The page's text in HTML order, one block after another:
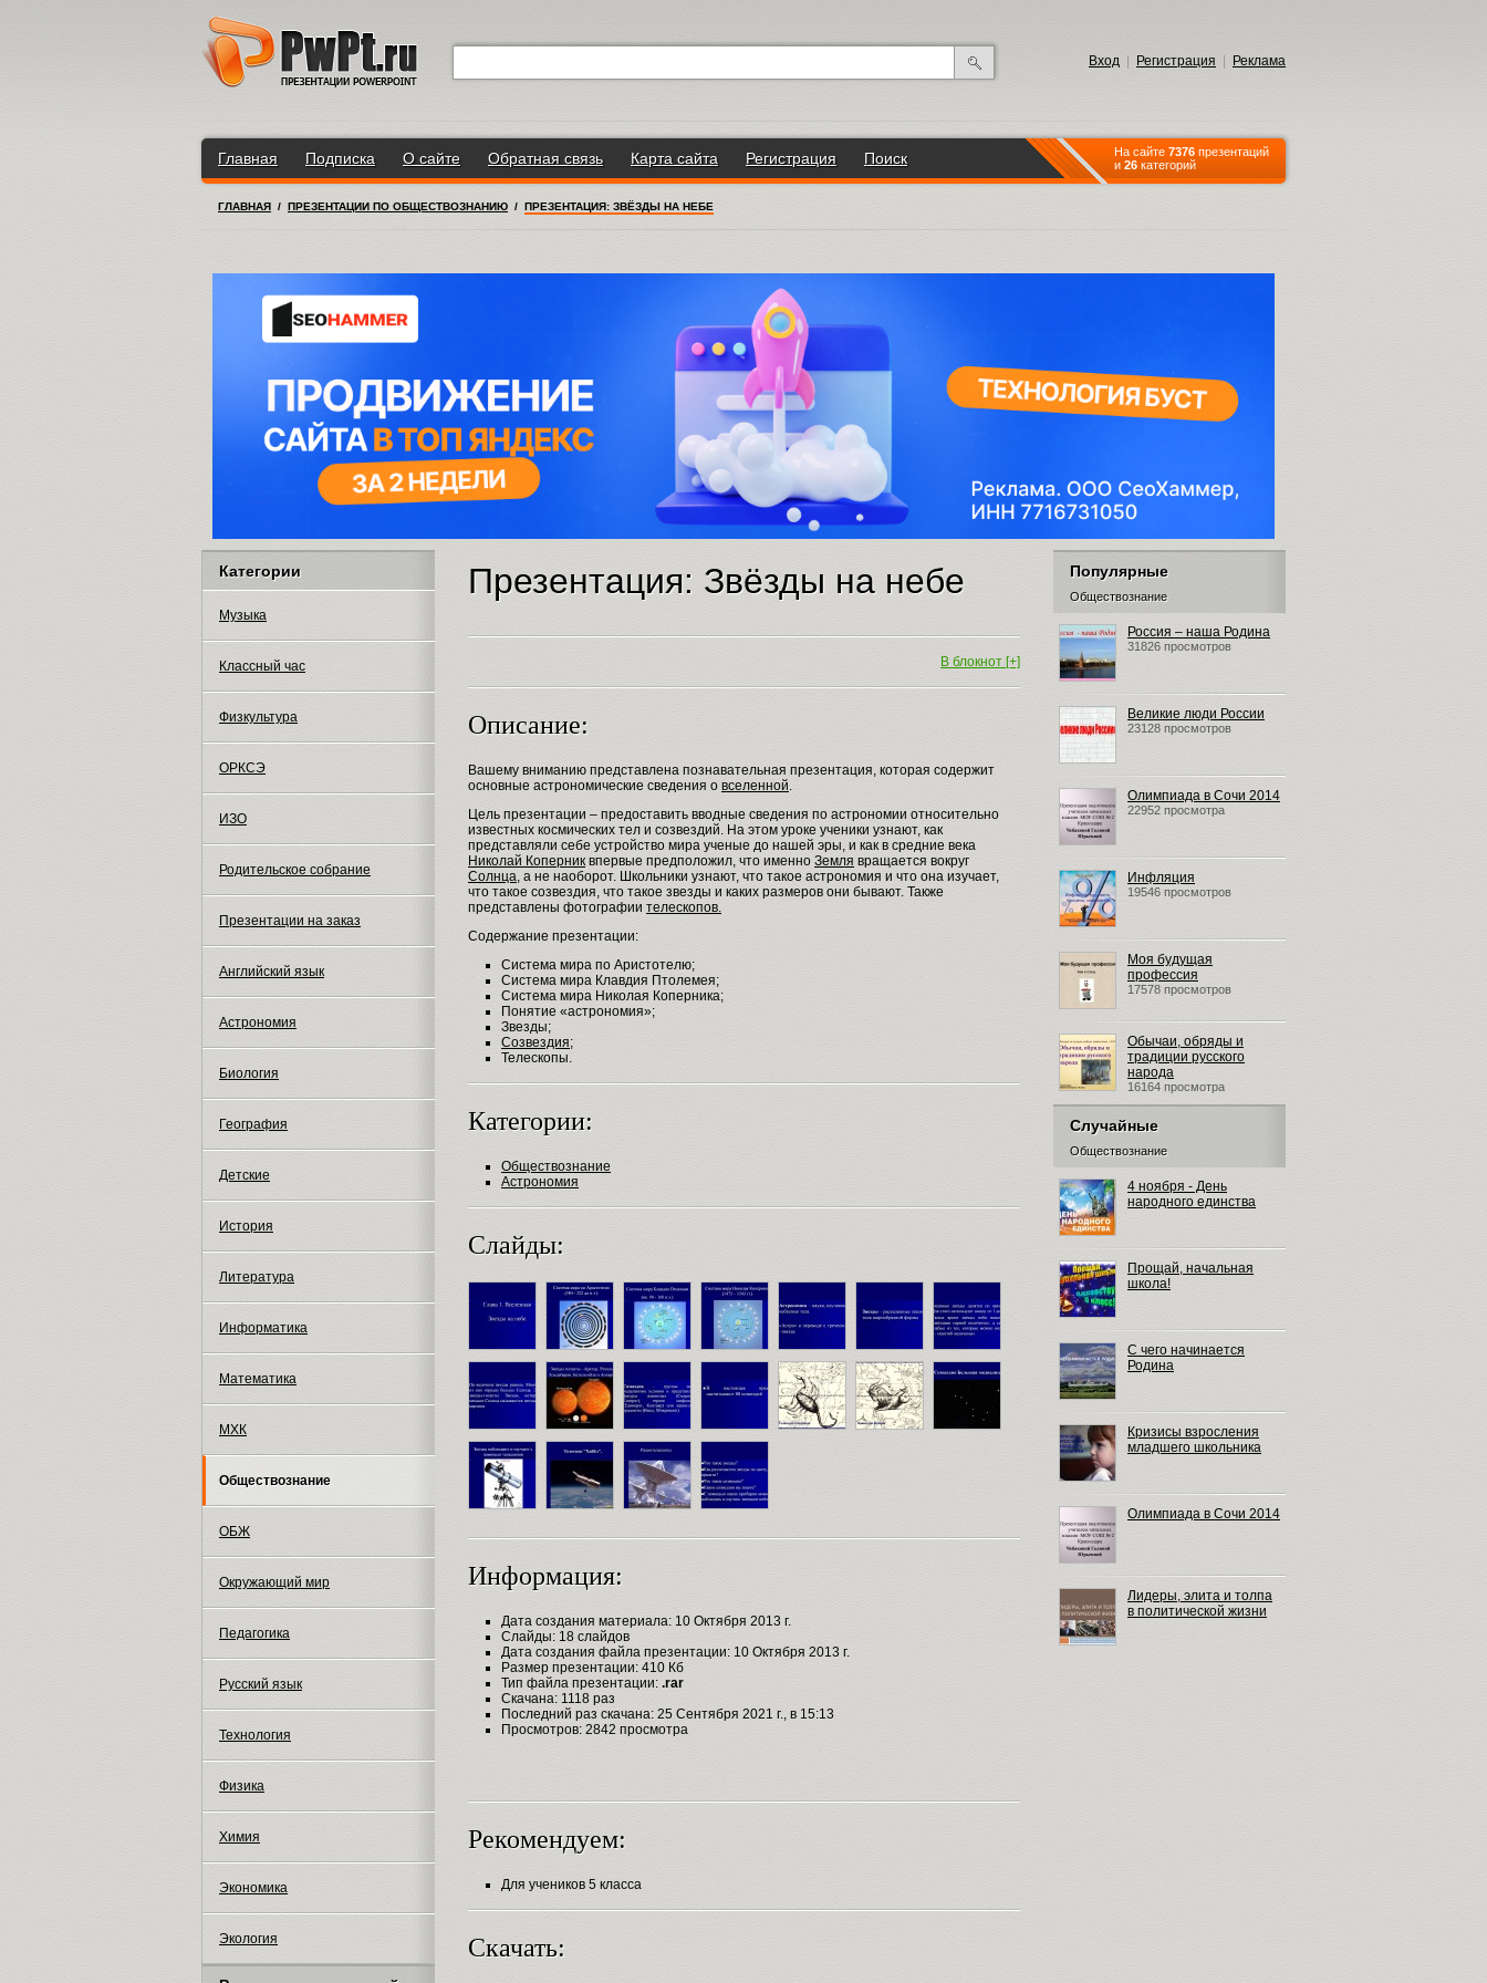
Вход Регистрация Реклама
Главная Подписка О сайте Обратная связь Карта сайта Регистрация Поиск На сайте 7376 презентаций
и 26 категорий
ГЛАВНАЯ / ПРЕЗЕНТАЦИИ ПО ОБЩЕСТВОЗНАНИЮ / ПРЕЗЕНТАЦИЯ: ЗВЁЗДЫ НА НЕБЕ
Категории
Музыка
Классный час
Физкультура
ОРКСЭ
ИЗО
Родительское собрание
Презентации на заказ
Английский язык
Астрономия
Биология
География
Детские
История
Литература
Информатика
Математика
МХК
Обществознание
ОБЖ
Окружающий мир
Педагогика
Русский язык
Технология
Физика
Химия
Экономика
Экология
Презентация: Звёзды на небе
В блокнот [+]
Описание:
Вашему вниманию представлена познавательная презентация, которая содержит
основные астрономические сведения о вселенной.
Цель презентации – предоставить вводные сведения по астрономии относительно
известных космических тел и созвездий. На этом уроке ученики узнают, как
представляли себе устройство мира ученые до нашей эры, и как в средние века
Николай Коперник впервые предположил, что именно Земля вращается вокруг
Солнца, а не наоборот. Школьники узнают, что такое астрономия и что она изучает,
что такое созвездия, что такое звезды и каких размеров они бывают. Также
представлены фотографии телескопов.
Содержание презентации:
Система мира по Аристотелю;
Система мира Клавдия Птолемея;
Система мира Николая Коперника;
Понятие «астрономия»;
Звезды;
Созвездия;
Телескопы.
Категории:
Обществознание
Астрономия
Слайды:
Информация:
Дата создания материала: 10 Октября 2013 г.
Слайды: 18 слайдов
Дата создания файла презентации: 10 Октября 2013 г.
Размер презентации: 410 Кб
Тип файла презентации: .rar
Скачана: 1118 раз
Последний раз скачана: 25 Сентября 2021 г., в 15:13
Просмотров: 2842 просмотра
Рекомендуем:
Для учеников 5 класса
Скачать:
Популярные
Обществознание
Россия – наша Родина
31826 просмотров
Великие люди России
23128 просмотров
Олимпиада в Сочи 2014
22952 просмотра
Инфляция
19546 просмотров
Моя будущая
профессия
17578 просмотров
Обычаи, обряды и
традиции русского
народа
16164 просмотра
Случайные
Обществознание
4 ноября - День
народного единства
Прощай, начальная
школа!
С чего начинается
Родина
Кризисы взросления
младшего школьника
Олимпиада в Сочи 2014
Лидеры, элита и толпа
в политической жизни